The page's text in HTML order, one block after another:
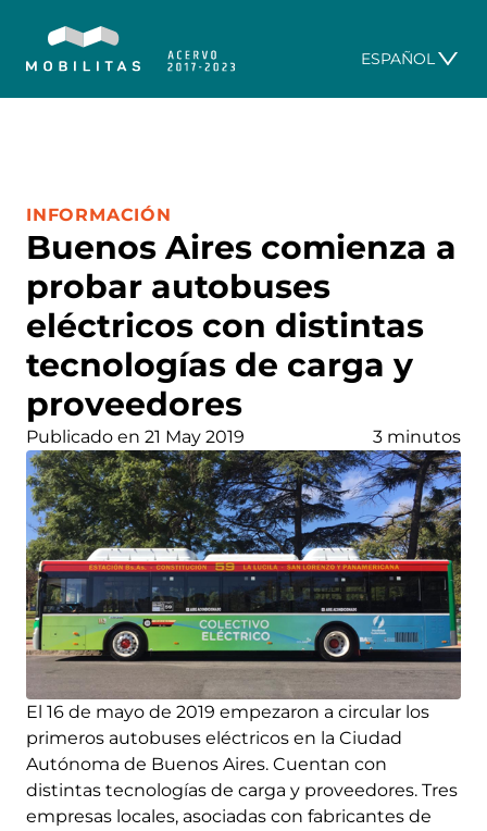
ESPAÑOL
Buenos Aires comienza a
probar autobuses
eléctricos con distintas
tecnologías de carga y
proveedores
CATEGORÍA:
INFORMACIÓN
Publicado en 21 May 2019 3 minutos
El 16 de mayo de 2019 empezaron a circular los
primeros autobuses eléctricos en la Ciudad
Autónoma de Buenos Aires. Cuentan con
distintas tecnologías de carga y proveedores. Tres
empresas locales, asociadas con fabricantes de